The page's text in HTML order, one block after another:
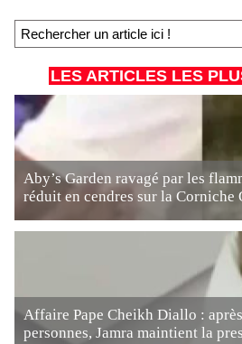
LES ARTICLES LES
Aby’s Garden ravagé par les
réduit en cendres sur la Corniche
Affaire Pape Cheikh Diallo :
personnes, Jamra maintient la